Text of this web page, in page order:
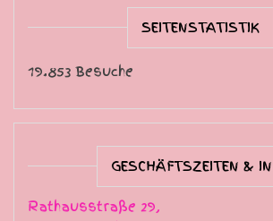
SEITENSTATISTIK
19.853 Besuche
GESCHÄFTSZEITEN &
Rathausstraße 29,